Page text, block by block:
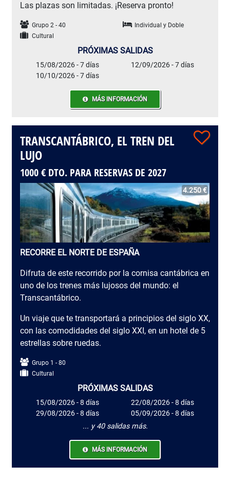
Las plazas son limitadas. ¡Reserva pronto!
Grupo 2 - 40
Individual y Doble
Cultural
PRÓXIMAS SALIDAS
15/08/2026 - 7 días
12/09/2026 - 7 días
10/10/2026 - 7 días
MÁS INFORMACIÓN
TRANSCANTÁBRICO, EL TREN DEL
LUJO
1000 € DTO. PARA RESERVAS DE 2027
4.250 €
RECORRE EL NORTE DE ESPAÑA
Difruta de este recorrido por la cornisa cantábrica en
uno de los trenes más lujosos del mundo: el
Transcantábrico.
Un viaje que te transportará a principios del siglo XX,
con las comodidades del siglo XXI, en un hotel de 5
estrellas sobre ruedas.
Grupo 1 - 80
Cultural
PRÓXIMAS SALIDAS
15/08/2026 - 8 días
22/08/2026 - 8 días
29/08/2026 - 8 días
05/09/2026 - 8 días
... y 40 salidas más.
MÁS INFORMACIÓN